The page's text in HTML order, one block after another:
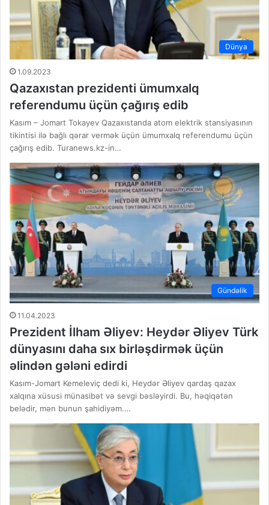
Dünya
1.09.2023
Qazaxıstan prezidenti ümumxalq
referendumu üçün çağırış edib
Kasım – Jomart Tokayev Qazaxıstanda atom elektrik stansiyasının
tikintisi ilə bağlı qərar vermək üçün ümumxalq referendumu üçün
çağırış edib. Turanews.kz-in…
Gündəlik
11.04.2023
Prezident İlham Əliyev: Heydər Əliyev Türk
dünyasını daha sıx birləşdirmək üçün
əlindən gələni edirdi
Kasım-Jomart Kemeleviç dedi ki, Heydər Əliyev qardaş qazax
xalqına xüsusi münasibət və sevgi bəsləyirdi. Bu, həqiqətən
belədir, mən bunun şahidiyəm.…